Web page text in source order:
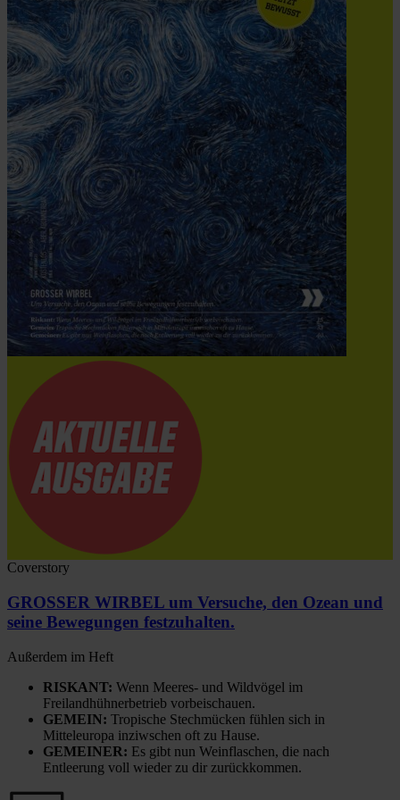
Coverstory
GROSSER WIRBEL um Versuche, den Ozean und
seine Bewegungen festzuhalten.
Außerdem im Heft
RISKANT: Wenn Meeres- und Wildvögel im
Freilandhühnerbetrieb vorbeischauen.
GEMEIN: Tropische Stechmücken fühlen sich in
Mitteleuropa inziwschen oft zu Hause.
GEMEINER: Es gibt nun Weinflaschen, die nach
Entleerung voll wieder zu dir zurückkommen.